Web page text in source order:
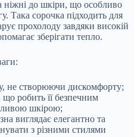
ніжні до шкіри, що особливо
Така сорочка підходить для
прохолоду завдяки високій
зберігати тепло.
не створюючи дискомфорту;
робить її безпечним
шкірою;
виглядає елегантно та
з різними стилями